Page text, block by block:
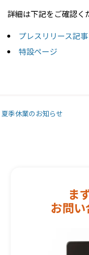
詳細は下記をご確認く
プレスリリース記事
特設ページ
Post
夏季休業のお知らせ
ま
お問